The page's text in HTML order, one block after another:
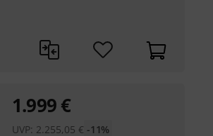
1.999€
UVP: 2.255,05 € -11%